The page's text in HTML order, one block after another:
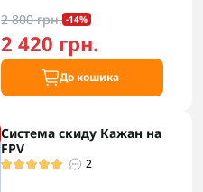
2 800 грн. -14%
2 420 грн.
До кошика
Система скиду Кажан на
FPV
2